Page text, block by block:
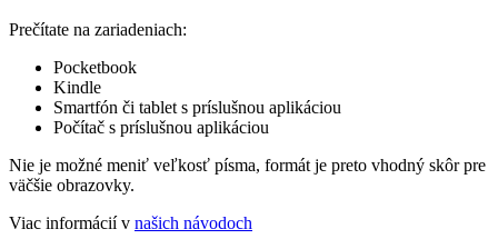
Prečítate na zariadeniach:
Pocketbook
Kindle
Smartfón či tablet s príslušnou aplikáciou
Počítač s príslušnou aplikáciou
Nie je možné meniť veľkosť písma, formát je preto vhodný skôr pre
väčšie obrazovky.
Viac informácií v našich návodoch